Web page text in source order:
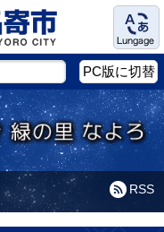
Language
PC版に切替
RSS